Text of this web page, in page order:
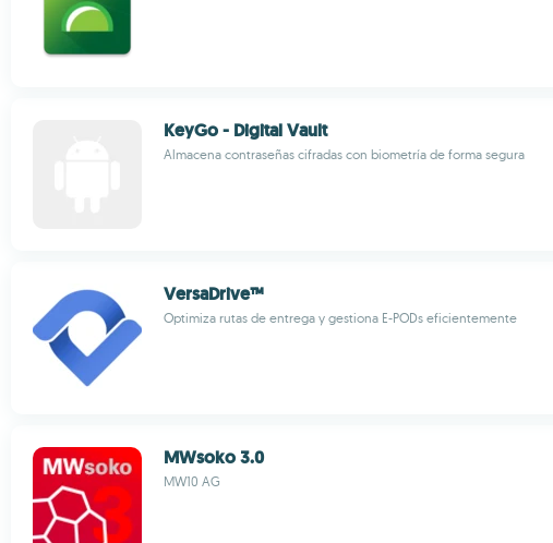
KeyGo - Digital Vault
Almacena contraseñas cifradas con biometría de forma segura
VersaDrive™
Optimiza rutas de entrega y gestiona E-PODs eficientemente
MWsoko 3.0
MW10 AG